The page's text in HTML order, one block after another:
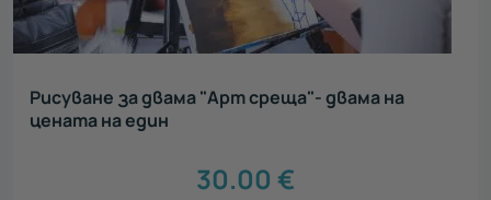
Рисуване за двама "Арт среща"- двама на
цената на един
30.00 €